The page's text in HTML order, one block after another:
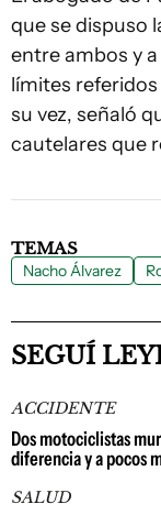
que se dispuso
entre ambos y
límites referidos
su vez, señaló
cautelares que
TEMAS
Nacho Álvarez
SEGUÍ
ACCIDENTE
Dos motociclistas
diferencia y a pocos
SALUD